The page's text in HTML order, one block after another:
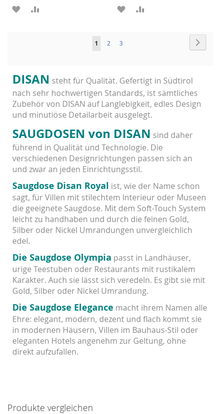
ZUR
ZUR
Sie
1 Seite
2 Seite
3
DISAN steht für Qualität. Gefertigt in Südtirol
nach sehr hochwertigen Standards, ist sämtliches
Zubehör von DISAN auf Langlebigkeit, edles Design
und minutiöse Detailarbeit ausgelegt.
SAUGDOSEN von DISAN sind daher
führend in Qualität und Technologie. Die
verschiedenen Designrichtungen passen sich an
und zwar an jeden Einrichtungsstil.
Saugdose Disan Royal ist, wie der Name schon
sagt, für Villen mit stilechtem Interieur oder Museen
die geeignete Saugdose. Mit dem Soft-Touch System
leicht zu handhaben und durch die feinen Gold,
Silber oder Nickel Umrandungen unvergleichlich
edel.
Die Saugdose Olympia passt in Landhäuser,
urige Teestuben oder Restaurants mit rustikalem
Karakter. Auch sie lässt sich veredeln. Es gibt sie mit
Gold, Silber oder Nickel Umrandung.
Die Saugdose Elegance macht ihrem Namen alle
Ehre: elegant, modern, dezent und flach kommt sie
in modernen Häusern, Villen im Bauhaus-Stil oder
eleganten Hotels angenehm zur Geltung, ohne
direkt aufzufallen.
Produkte vergleichen